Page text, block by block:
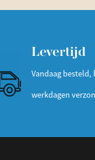
Levertijd
Vandaag
werkdagen